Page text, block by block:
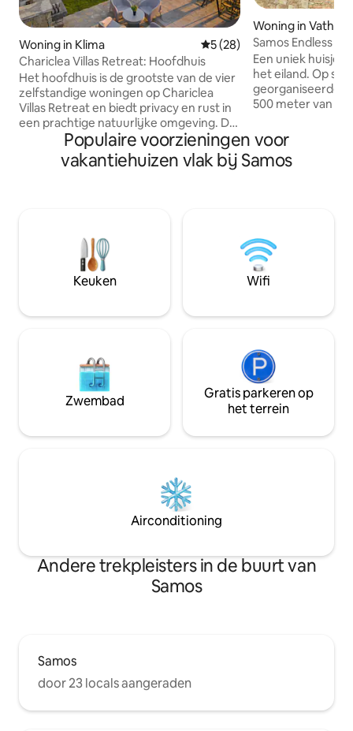
Woning in Klima Gemiddelde beoordeling
5 (28)
Chariclea Villas Retreat: Hoofdhuis
Het hoofdhuis is de grootste van de vier
zelfstandige woningen op Chariclea
Villas Retreat en biedt privacy en rust in
een prachtige natuurlijke omgeving. De
accommodatie is ontworpen voor
maximaal 6 volwassenen en 2 kinderen
en beschikt over een gezellige
maaltijden en bijeenkomsten. Tot de
accommodatie behoren ook de Eco, de
Grot van Licht en het gastenverblijf, elk
met een eigen ingang en parkeerplaats.
Woning in Vathi
Samos Endless
Een uniek huisje
het eiland. Op
georganiseerde
500 meter van
onvergetelijke vakantie. Het
aan maximaal 5
gasten alle
half
comfortabele
Populaire voorzieningen voor
vakantiehuizen vlak bij Samos
Keuken Wifi
Zwembad
Gratis parkeren op
het terrein
Airconditioning
Andere trekpleisters in de buurt van
Samos
Samos
door 23 locals aangeraden